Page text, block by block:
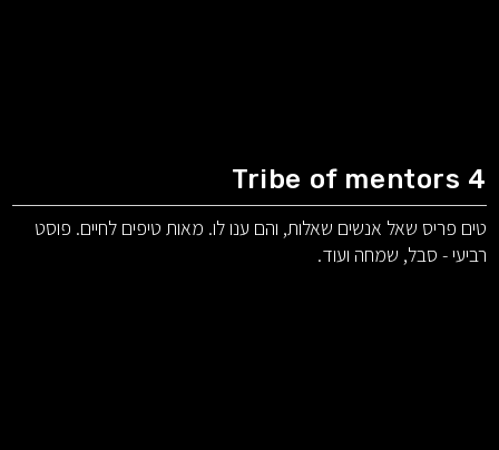
Tribe of mentors 4
טים פריס שאל אנשים שאלות, והם ענו לו. מאות טיפים לחיים. פוסט
רביעי - סבל, שמחה ועוד.